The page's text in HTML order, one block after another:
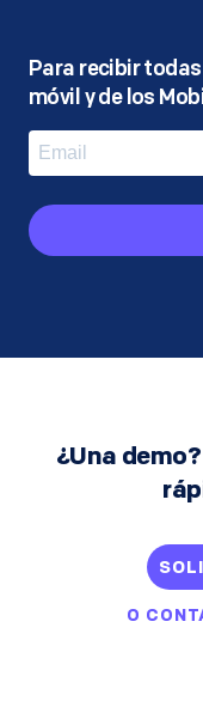
Para recibir
móvil y de los
¿Una
O